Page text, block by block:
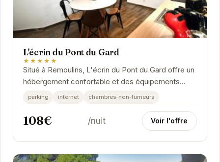
L'écrin du Pont du Gard
★★★★★
Situé à Remoulins, L'écrin du Pont du Gard offre un
hébergement confortable et des équipements
modernes pour un séjour agréable.
parking internet chambres-non-fumeurs
108€ /nuit Voir l'offre